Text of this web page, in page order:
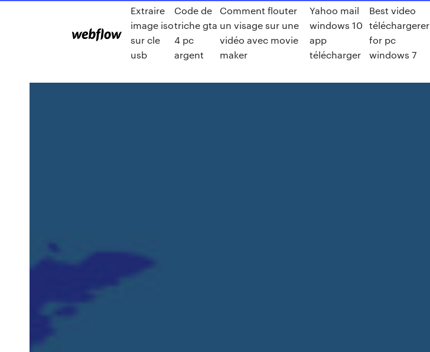
Extraire
image iso
sur cle
usb
Code de
triche gta
4 pc
argent
Comment flouter
un visage sur une
vidéo avec movie
maker
Yahoo mail
windows 10
app
télécharger
Best video
téléchargerer
for pc
windows 7